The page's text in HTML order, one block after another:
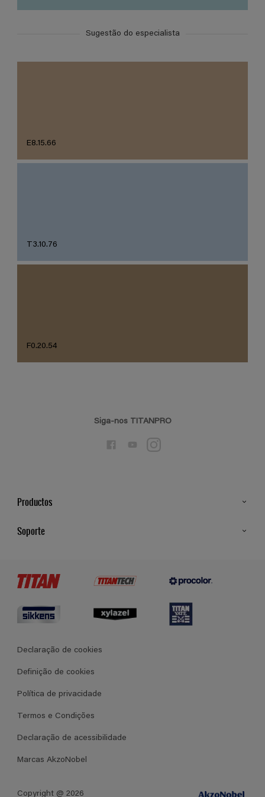
Sugestão do especialista
E8.15.66
T3.10.76
F0.20.54
Siga-nos TITANPRO
Productos
Soporte
Termos e Condições Gerais de Venda
Declaração de cookies
Definição de cookies
Política de privacidade
Termos e Condições
Declaração de acessibilidade
Marcas AkzoNobel
Copyright @ 2026